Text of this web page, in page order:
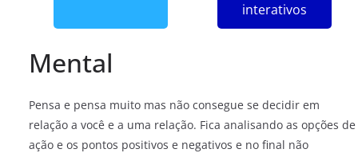
interativos
Mental
Pensa e pensa muito mas não consegue se decidir em
relação a você e a uma relação. Fica analisando as opções de
ação e os pontos positivos e negativos e no final não